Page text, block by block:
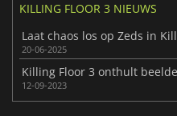
KILLING FLOOR 3 NIEUWS
Laat chaos los op Zeds in
20-06-2025
12-09-2023